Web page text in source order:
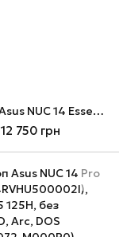
Неттоп Asus NUC 14 Essential (RNUC14MNK9700002), Black, N97, без RAM/SSD, DOS (90AR00M2-M00080)
12 750 грн